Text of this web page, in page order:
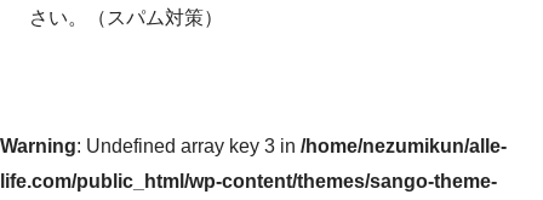
さい。（スパム対策）
Warning: Undefined array key 3 in /home/nezumikun/alle-
life.com/public_html/wp-content/themes/sango-theme-